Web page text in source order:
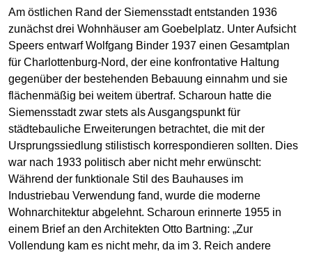
Am östlichen Rand der Siemensstadt entstanden 1936
zunächst drei Wohnhäuser am Goebelplatz. Unter Aufsicht
Speers entwarf Wolfgang Binder 1937 einen Gesamtplan
für Charlottenburg-Nord, der eine konfrontative Haltung
gegenüber der bestehenden Bebauung einnahm und sie
flächenmäßig bei weitem übertraf. Scharoun hatte die
Siemensstadt zwar stets als Ausgangspunkt für
städtebauliche Erweiterungen betrachtet, die mit der
Ursprungssiedlung stilistisch korrespondieren sollten. Dies
war nach 1933 politisch aber nicht mehr erwünscht:
Während der funktionale Stil des Bauhauses im
Industriebau Verwendung fand, wurde die moderne
Wohnarchitektur abgelehnt. Scharoun erinnerte 1955 in
einem Brief an den Architekten Otto Bartning: „Zur
Vollendung kam es nicht mehr, da im 3. Reich andere